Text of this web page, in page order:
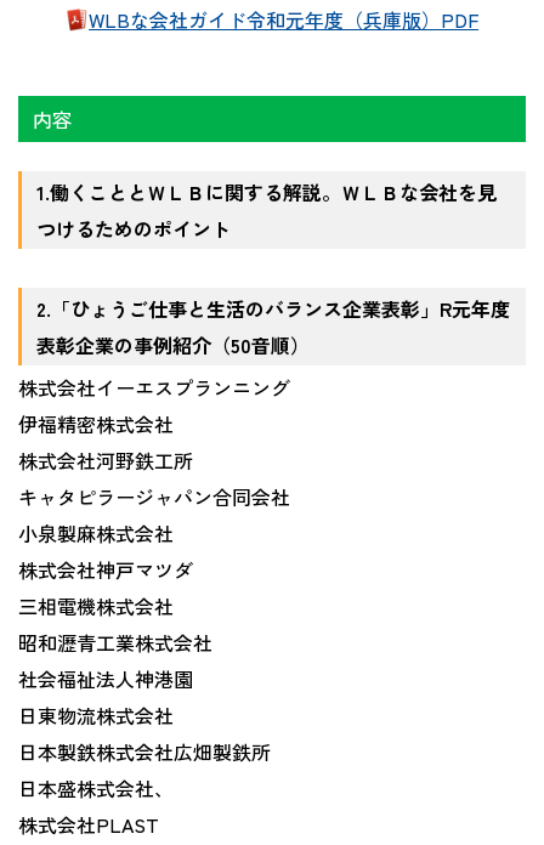
WLBな会社ガイド令和元年度（兵庫版）PDF
内容
1.働くこととＷＬＢに関する解説。ＷＬＢな会社を見
つけるためのポイント
2.「ひょうご仕事と生活のバランス企業表彰」R元年度
表彰企業の事例紹介（50音順）
株式会社イーエスプランニング
伊福精密株式会社
株式会社河野鉄工所
キャタピラージャパン合同会社
小泉製麻株式会社
株式会社神戸マツダ
三相電機株式会社
昭和瀝青工業株式会社
社会福祉法人神港園
日東物流株式会社
日本製鉄株式会社広畑製鉄所
日本盛株式会社、
株式会社PLAST